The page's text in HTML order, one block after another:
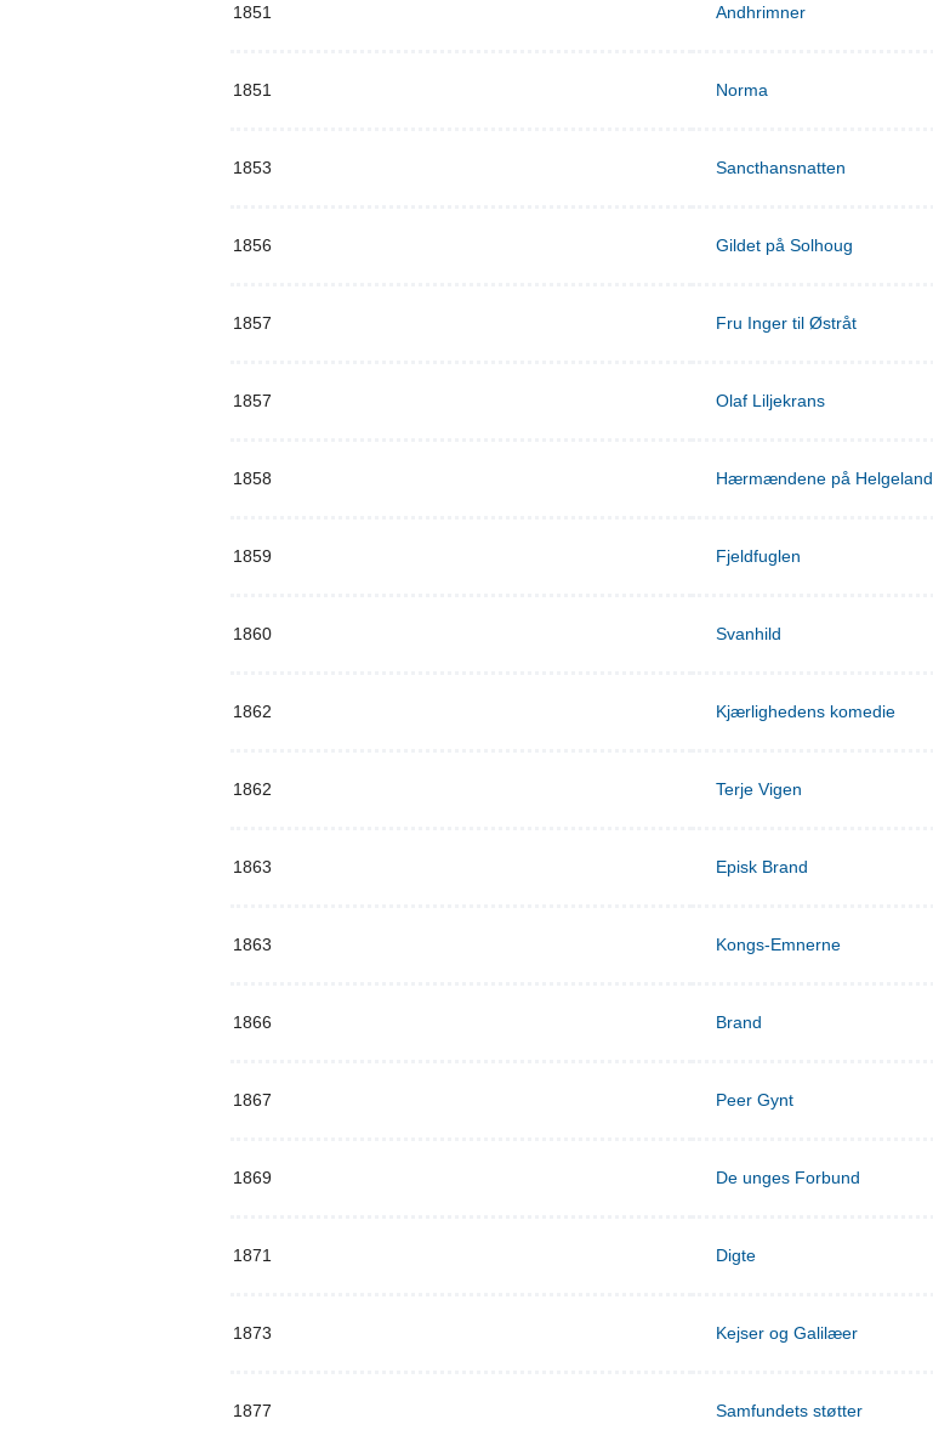
1851 Andhrimner
1851 Norma
1853 Sancthansnatten
1856 Gildet på Solhoug
1857 Fru Inger til Østråt
1857 Olaf Liljekrans
1858 Hærmændene på Helgeland
1859 Fjeldfuglen
1860 Svanhild
1862 Kjærlighedens komedie
1862 Terje Vigen
1863 Episk Brand
1863 Kongs-Emnerne
1866 Brand
1867 Peer Gynt
1869 De unges Forbund
1871 Digte
1873 Kejser og Galilæer
1877 Samfundets støtter